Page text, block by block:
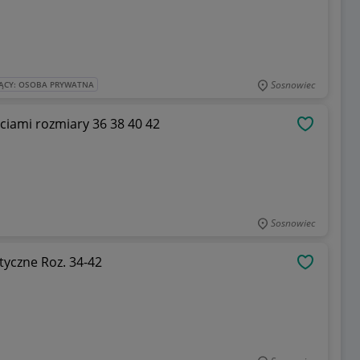
OSOBA PRYWATNA Sosnowiec
rozmiary 36 38 40 42
Sosnowiec
Roz. 34-42